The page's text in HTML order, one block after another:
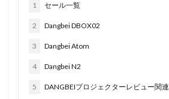
1 セール一覧
2 Dangbei DBOX02
3 Dangbei Atom
4 Dangbei N2
5 DANGBEIプロジェクターレビュー関連